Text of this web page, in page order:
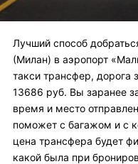
Лучший способ
(Милан) в аэропорт
такси трансфер, дорога
13686 руб. Вы заранее
время и место
поможет с багажом и с
цена трансфера будет
какой была при